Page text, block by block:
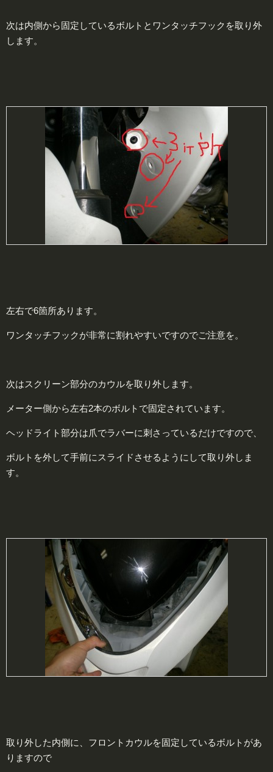
次は内側から固定しているボルトとワンタッチフックを取り外
します。
左右で6箇所あります。
ワンタッチフックが非常に割れやすいですのでご注意を。
次はスクリーン部分のカウルを取り外します。
メーター側から左右2本のボルトで固定されています。
ヘッドライト部分は爪でラバーに刺さっているだけですので、
ボルトを外して手前にスライドさせるようにして取り外しま
す。
取り外した内側に、フロントカウルを固定しているボルトがあ
りますので